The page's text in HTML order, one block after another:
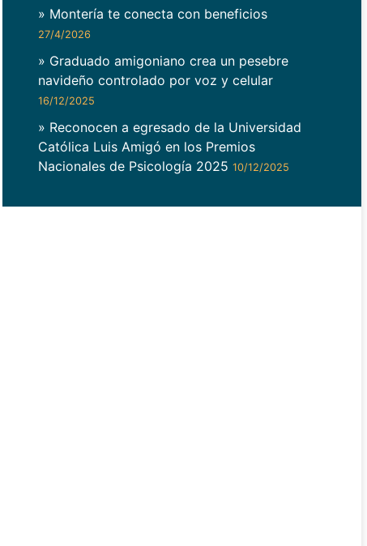
» Montería te conecta con beneficios
27/4/2026
» Graduado amigoniano crea un pesebre
navideño controlado por voz y celular
16/12/2025
» Reconocen a egresado de la Universidad
Católica Luis Amigó en los Premios
Nacionales de Psicología 2025 10/12/2025